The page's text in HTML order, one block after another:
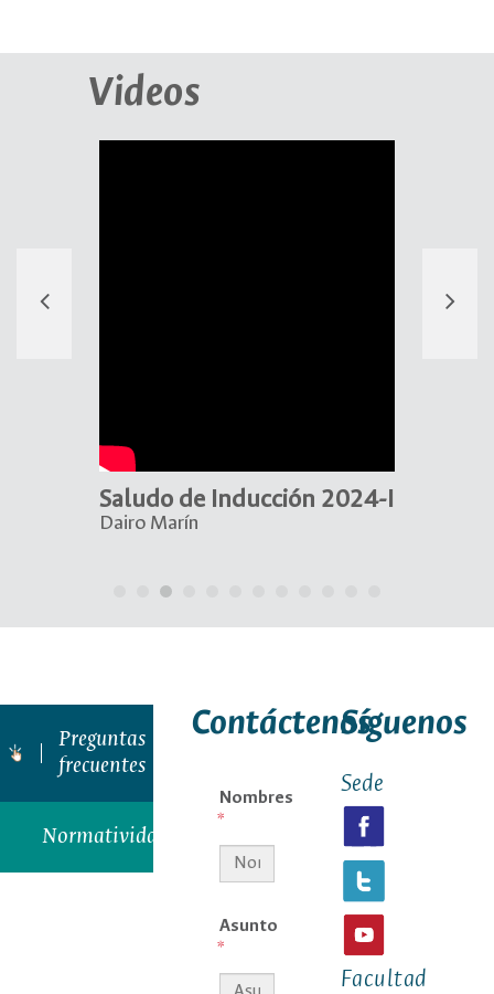
Videos
Saludo de Inducción 2024-I
Dairo Marín
Preguntas
frecuentes
Normatividad
Síguenos
Sede
Facultad
Contáctenos
Nombres
Asunto